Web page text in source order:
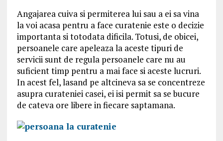
Angajarea cuiva si permiterea lui sau a ei sa vina
la voi acasa pentru a face curatenie este o decizie
importanta si totodata dificila. Totusi, de obicei,
persoanele care apeleaza la aceste tipuri de
servicii sunt de regula persoanele care nu au
suficient timp pentru a mai face si aceste lucruri.
In acest fel, lasand pe altcineva sa se concentreze
asupra curateniei casei, ei isi permit sa se bucure
de cateva ore libere in fiecare saptamana.